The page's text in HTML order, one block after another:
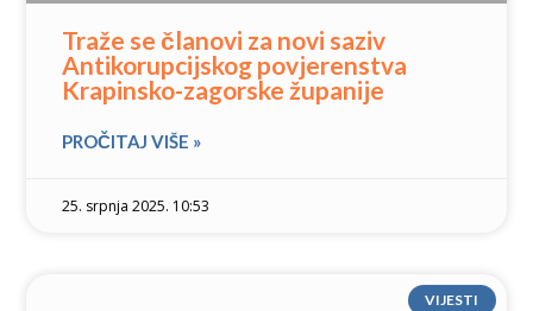
Traže se članovi za novi saziv
Antikorupcijskog povjerenstva
Krapinsko-zagorske županije
PROČITAJ VIŠE »
25. srpnja 2025. 10:53
VIJESTI